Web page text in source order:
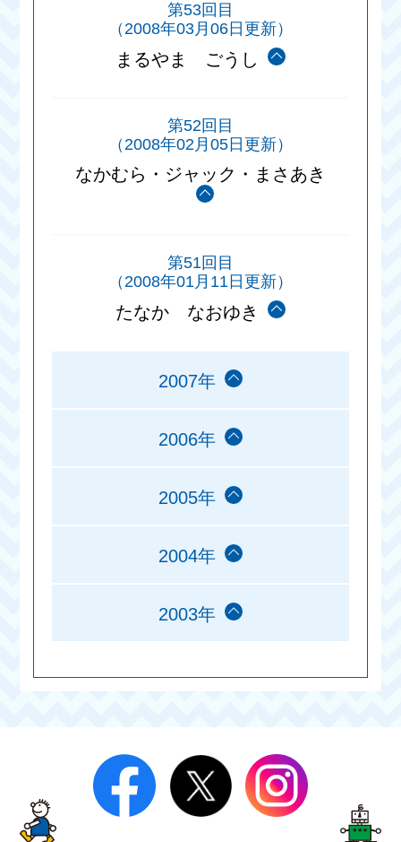
第53回目
（2008年03月06日更新）
まるやま ごうし
第52回目
（2008年02月05日更新）
なかむら・ジャック・まさあき
第51回目
（2008年01月11日更新）
たなか なおゆき
2007年
2006年
2005年
2004年
2003年